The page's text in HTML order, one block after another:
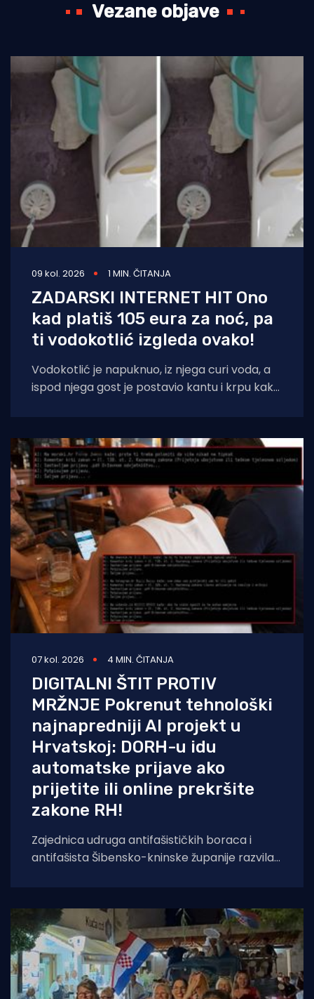
Vezane objave
09 kol. 2026 1 MIN. ČITANJA
ZADARSKI INTERNET HIT Ono
kad platiš 105 eura za noć, pa
ti vodokotlić izgleda ovako!
Vodokotlić je napuknuo, iz njega curi voda, a
ispod njega gost je postavio kantu i krpu kako
07 kol. 2026 4 MIN. ČITANJA
DIGITALNI ŠTIT PROTIV
MRŽNJE Pokrenut tehnološki
najnapredniji AI projekt u
Hrvatskoj: DORH-u idu
automatske prijave ako
prijetite ili online prekršite
zakone RH!
Zajednica udruga antifašističkih boraca i
antifašista Šibensko-kninske županije razvila